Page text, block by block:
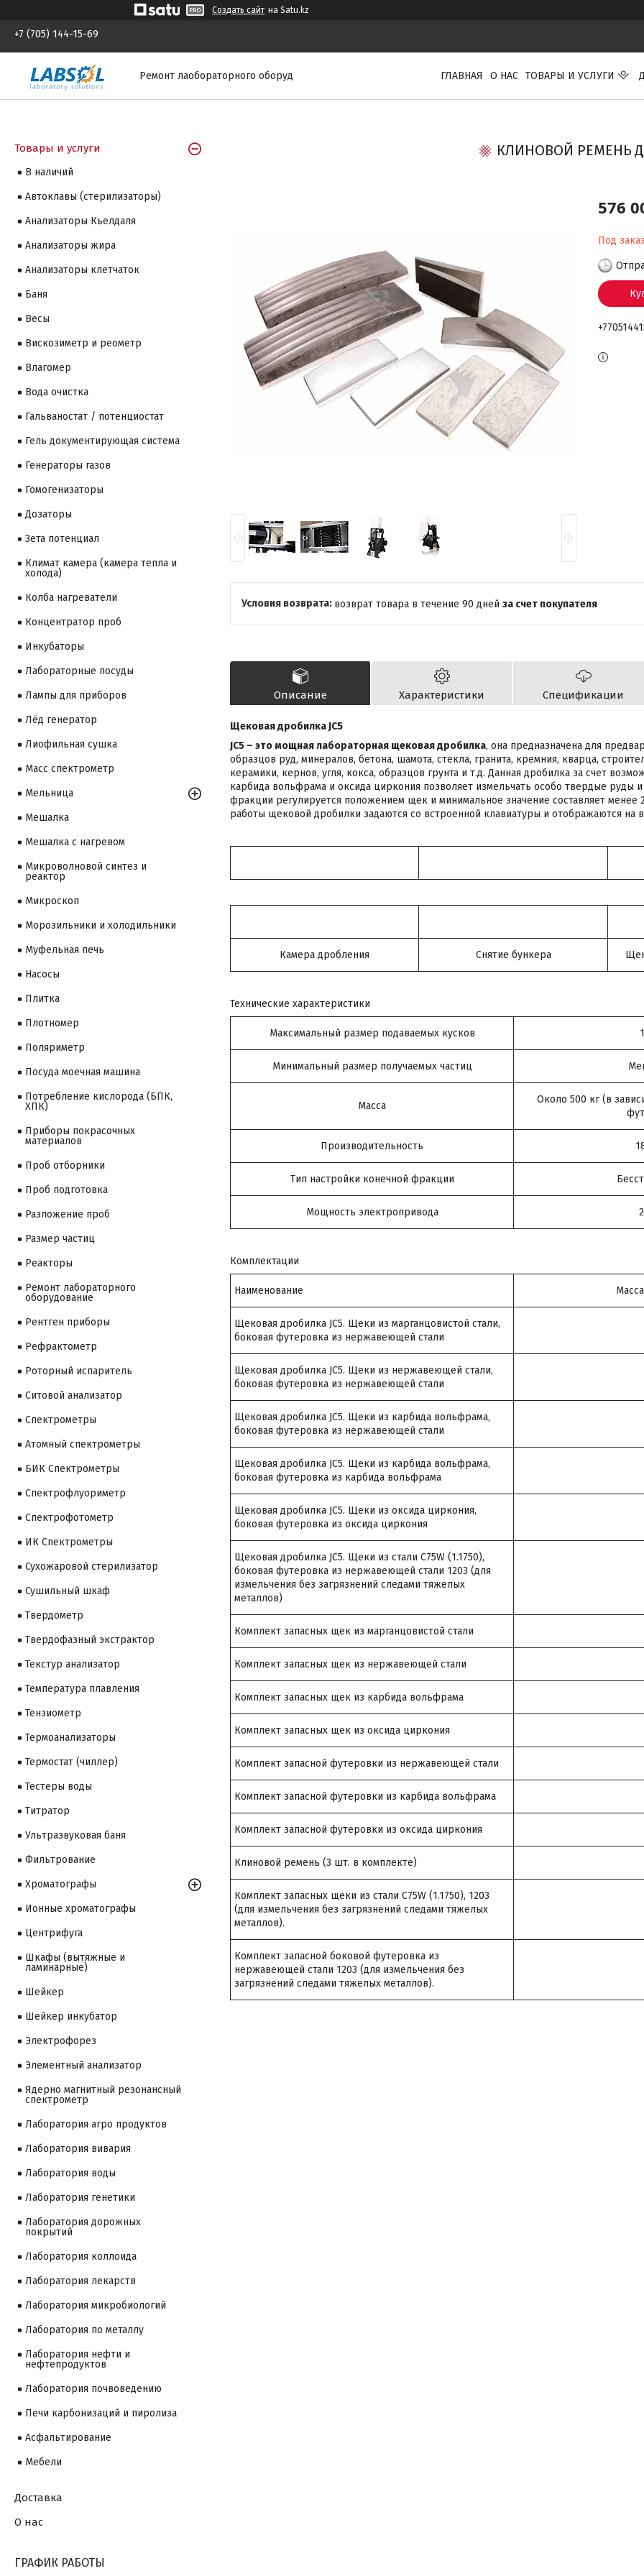
Создать сайт на Satu.kz
+7 (705) 144-15-69
Ремонт лаобораторного оборуд ГЛАВНАЯ О НАС ТОВАРЫ И УСЛУГИ
КЛИНОВОЙ РЕМЕНЬ
576
Под
возврат товара в течение 90 дней за счет покупателя
Описание Характеристики Спецификации
Щековая дробилка JC5
JC5 – это мощная лабораторная щековая дробилка, она предназначена для
образцов руд, минералов, бетона, шамота, стекла, гранита, кремния, кварца,
керамики, кернов, угля, кокса, образцов грунта и т.д. Данная дробилка за счет
карбида вольфрама и оксида циркония позволяет измельчать особо твердые руды
фракции регулируется положением щек и минимальное значение составляет
работы щековой дробилки задаются со встроенной клавиатуры и отображаются на
Камера дробления Снятие бункера
Технические характеристики
Максимальный размер подаваемых кусков
Минимальный размер получаемых частиц
Масса
Около 500 кг (в
Производительность
Тип настройки конечной фракции
Мощность электропривода
Комплектации
Наименование
Щековая дробилка JC5. Щеки из марганцовистой стали,
боковая футеровка из нержавеющей стали
Щековая дробилка JC5. Щеки из нержавеющей стали,
боковая футеровка из нержавеющей стали
Щековая дробилка JC5. Щеки из карбида вольфрама,
боковая футеровка из нержавеющей стали
Щековая дробилка JC5. Щеки из карбида вольфрама,
боковая футеровка из карбида вольфрама
Щековая дробилка JC5. Щеки из оксида циркония,
боковая футеровка из оксида циркония
Щековая дробилка JC5. Щеки из стали C75W (1.1750),
боковая футеровка из нержавеющей стали 1203 (для
измельчения без загрязнений следами тяжелых
металлов)
Комплект запасных щек из марганцовистой стали
Комплект запасных щек из нержавеющей стали
Комплект запасных щек из карбида вольфрама
Комплект запасных щек из оксида циркония
Комплект запасной футеровки из нержавеющей стали
Комплект запасной футеровки из карбида вольфрама
Комплект запасной футеровки из оксида циркония
Клиновой ремень (3 шт. в комплекте)
Комплект запасных щеки из стали C75W (1.1750), 1203
(для измельчения без загрязнений следами тяжелых
металлов).
Комплект запасной боковой футеровка из
нержавеющей стали 1203 (для измельчения без
загрязнений следами тяжелых металлов).
Товары и услуги
В наличий
Автоклавы (стерилизаторы)
Анализаторы Кьелдаля
Анализаторы жира
Анализаторы клетчаток
Баня
Весы
Вискозиметр и реометр
Влагомер
Вода очистка
Гальваностат / потенциостат
Гель документирующая система
Генераторы газов
Гомогенизаторы
Дозаторы
Зета потенциал
Климат камера (камера тепла и
холода)
Колба нагреватели
Концентратор проб
Инкубаторы
Лабораторные посуды
Лампы для приборов
Лёд генератор
Лиофильная сушка
Масс спектрометр
Мельница
Мешалка
Мешалка с нагревом
Микроволновой синтез и
реактор
Микроскоп
Морозильники и холодильники
Муфельная печь
Насосы
Плитка
Плотномер
Поляриметр
Посуда моечная машина
Потребление кислорода (БПК,
ХПК)
Приборы покрасочных
материалов
Проб отборники
Проб подготовка
Разложение проб
Размер частиц
Реакторы
Ремонт лабораторного
оборудование
Рентген приборы
Рефрактометр
Роторный испаритель
Ситовой анализатор
Cпектрометры
Атомный спектрометры
БИК Спектрометры
Спектрофлуориметр
Спектрофотометр
ИК Спектрометры
Сухожаровой стерилизатор
Сушильный шкаф
Твердометр
Твердофазный экстрактор
Текстур анализатор
Температура плавления
Тензиометр
Термоанализаторы
Термостат (чиллер)
Тестеры воды
Титратор
Ультразвуковая баня
Фильтрование
Хроматографы
Ионные хроматографы
Центрифуга
Шкафы (вытяжные и
ламинарные)
Шейкер
Шейкер инкубатор
Электрофорез
Элементный анализатор
Ядерно магнитный резонансный
спектрометр
Лаборатория агро продуктов
Лаборатория вивария
Лаборатория воды
Лаборатория генетики
Лаборатория дорожных
покрытий
Лаборатория коллоида
Лаборатория лекарств
Лаборатория микробиологий
Лаборатория по металлу
Лаборатория нефти и
нефтепродуктов
Лаборатория почвоведению
Печи карбонизаций и пиролиза
Асфальтирование
Мебели
Доставка
О нас
ГРАФИК РАБОТЫ